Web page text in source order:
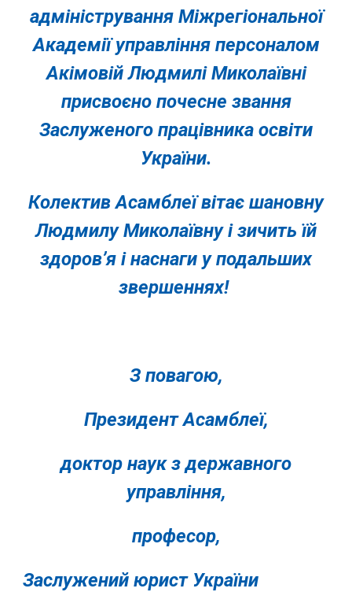
адміністрування Міжрегіональної
Академії управління персоналом
Акімовій Людмилі Миколаївні
присвоєно почесне звання
Заслуженого працівника освіти
України.
Колектив Асамблеї вітає шановну
Людмилу Миколаївну і зичить їй
здоров’я і наснаги у подальших
звершеннях!
З повагою,
Президент Асамблеї,
доктор наук з державного
управління,
професор,
Заслужений юрист України